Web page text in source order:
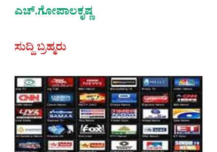
ಎಚ್.ಗೋಪಾಲಕೃಷ್ಣ
ಸುದ್ದಿ ಬ್ರಹ್ಮರು